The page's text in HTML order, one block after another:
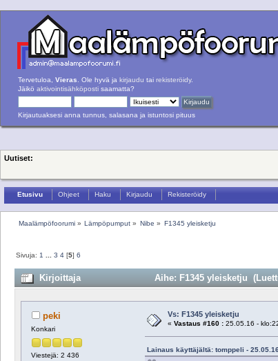
Tervetuloa, Vieras . Ole hyvä ja kirjaudu tai rekisteröidy.
Jäikö aktivointisähköposti saamatta?
Kirjautuaksesi anna tunnus, salasana ja istuntosi pituus
Uutiset:
Etusivu Ohjeet Haku Kirjaudu Rekisteröidy
Maalämpöfoorumi» Lämpöpumput » Nibe » F1345 yleisketju
Sivuja: 1 ...3 4 [5]6
Kirjoittaja Aihe: F1345 yleisketju
peki
Konkari
Viestejä: 2 436
Vs: F1345 yleisketju
« Vastaus #160 :25.05.16 -
Lainaus käyttäjältä: tomppeli -